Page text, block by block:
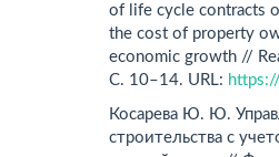
of life cycle contracts
the cost of property
economic growth //
C. 10–14. URL:
Косарева Ю. Ю.
строительства с